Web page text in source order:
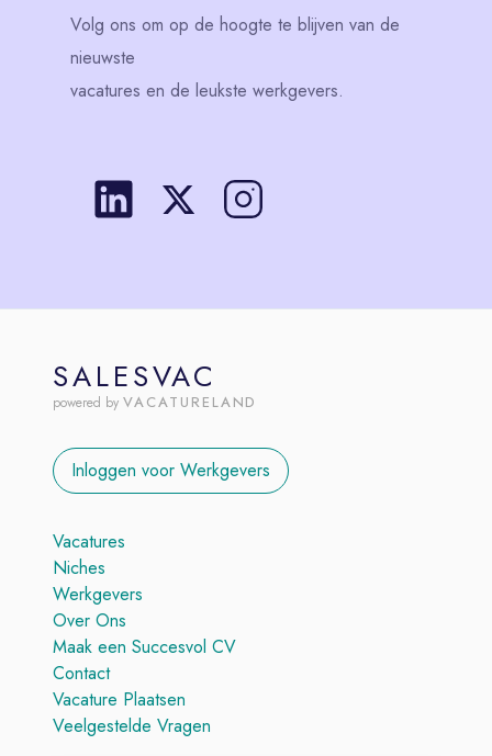
Volg ons om op de hoogte te blijven van de
nieuwste
vacatures en de leukste werkgevers.
SALESVAC
powered by VACATURELAND
Inloggen voor Werkgevers
Vacatures
Niches
Werkgevers
Over Ons
Maak een Succesvol CV
Contact
Vacature Plaatsen
Veelgestelde Vragen